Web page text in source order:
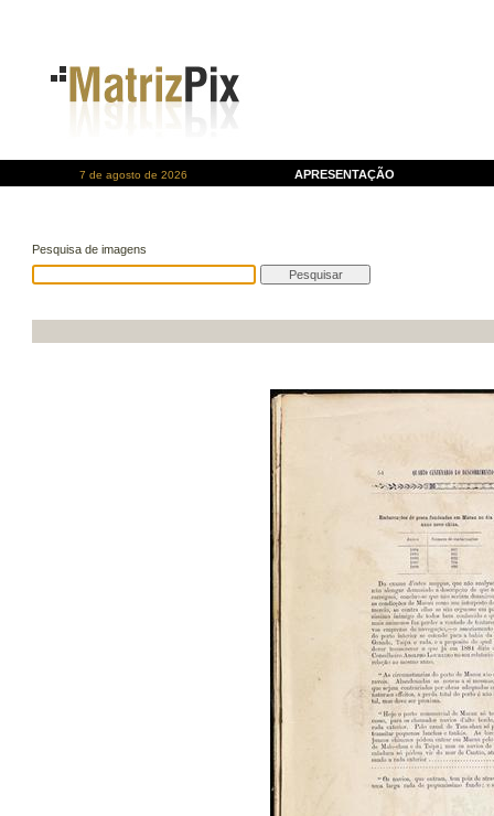
7 de agosto de 2026 APRESENTAÇÃO
Pesquisa de imagens